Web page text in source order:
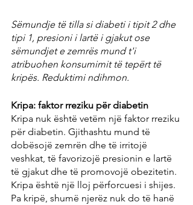
Sëmundje të tilla si diabeti i tipit 2 dhe
tipi 1, presioni i lartë i gjakut ose
sëmundjet e zemrës mund t'i
atribuohen konsumimit të tepërt të
kripës. Reduktimi ndihmon.
Kripa: faktor rreziku për diabetin
Kripa nuk është vetëm një faktor rreziku
për diabetin. Gjithashtu mund të
dobësojë zemrën dhe të irritojë
veshkat, të favorizojë presionin e lartë
të gjakut dhe të promovojë obezitetin.
Kripa është një lloj përforcuesi i shijes.
Pa kripë, shumë njerëz nuk do të hanë